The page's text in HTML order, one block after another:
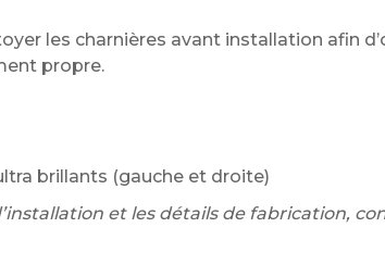
les charnières avant installation afin
propre.
brillants (gauche et droite)
et les détails de fabrication,